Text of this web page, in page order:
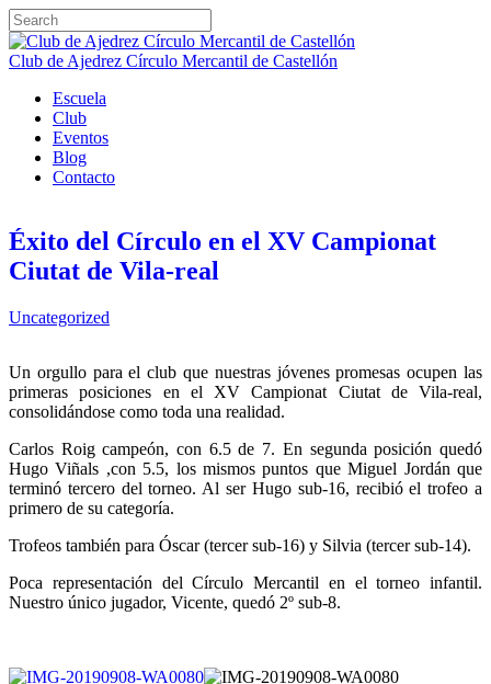
Club de Ajedrez Círculo Mercantil de Castellón
Escuela
Club
Eventos
Blog
Contacto
Éxito del Círculo en el XV Campionat
Ciutat de Vila-real
Uncategorized
Un orgullo para el club que nuestras jóvenes promesas ocupen las
primeras posiciones en el XV Campionat Ciutat de Vila-real,
consolidándose como toda una realidad.
Carlos Roig campeón, con 6.5 de 7. En segunda posición quedó
Hugo Viñals ,con 5.5, los mismos puntos que Miguel Jordán que
terminó tercero del torneo. Al ser Hugo sub-16, recibió el trofeo a
primero de su categoría.
Trofeos también para Óscar (tercer sub-16) y Silvia (tercer sub-14).
Poca representación del Círculo Mercantil en el torneo infantil.
Nuestro único jugador, Vicente, quedó 2º sub-8.